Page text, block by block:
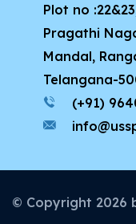
Plot no
Pragathi
Mandal,
Telangana-
(+91)
© Copyright 2026